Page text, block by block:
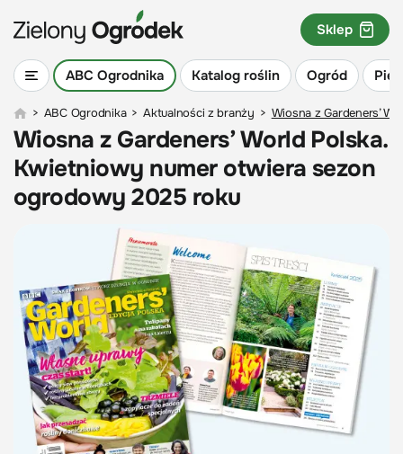
ABC Ogrodnika Katalog roślin Ogród
Sklep
> ABC Ogrodnika > Aktualności z branży > Wiosna z Gardeners’
Wiosna z Gardeners’ World Polska.
Kwietniowy numer otwiera sezon
ogrodowy 2025 roku